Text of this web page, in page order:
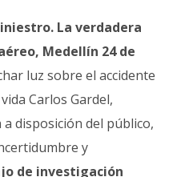
La verdadera
Medellín 24 de
luz sobre el accidente
Carlos Gardel,
disposición del público,
y
de investigación